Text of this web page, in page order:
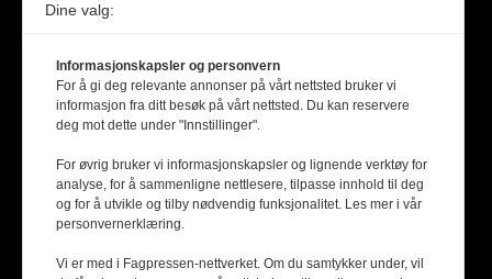
Dine valg:
Informasjonskapsler og personvern
For å gi deg relevante annonser på vårt nettsted bruker vi
informasjon fra ditt besøk på vårt nettsted. Du kan reservere
deg mot dette under "Innstillinger".
For øvrig bruker vi informasjonskapsler og lignende verktøy for
analyse, for å sammenligne nettlesere, tilpasse innhold til deg
og for å utvikle og tilby nødvendig funksjonalitet. Les mer i vår
personvernerklæring.
Vi er med i Fagpressen-nettverket. Om du samtykker under, vil